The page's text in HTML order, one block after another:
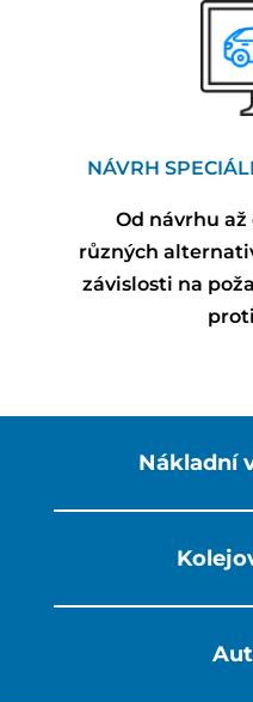
NÁVRH
Od návrhu
různých
závislosti na
Nákladní